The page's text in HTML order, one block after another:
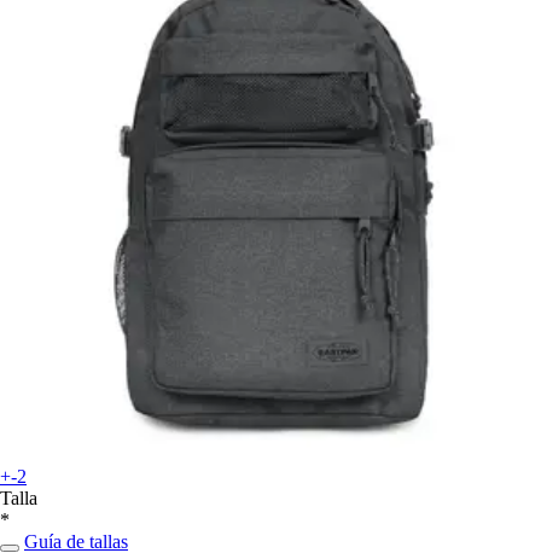
+-2
Talla
*
Guía de tallas